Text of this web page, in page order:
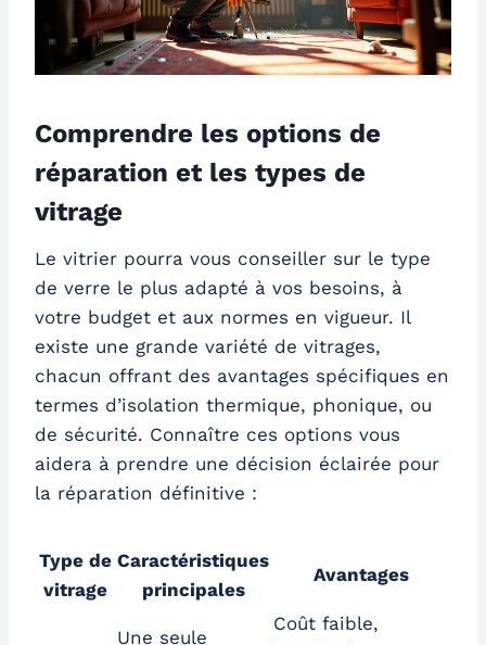
Comprendre les options de
réparation et les types de
vitrage
Le vitrier pourra vous conseiller sur le type
de verre le plus adapté à vos besoins, à
votre budget et aux normes en vigueur. Il
existe une grande variété de vitrages,
chacun offrant des avantages spécifiques en
termes d’isolation thermique, phonique, ou
de sécurité. Connaître ces options vous
aidera à prendre une décision éclairée pour
la réparation définitive :
Type de
vitrage
Caractéristiques
principales
Avantages
Une seule
Coût faible,